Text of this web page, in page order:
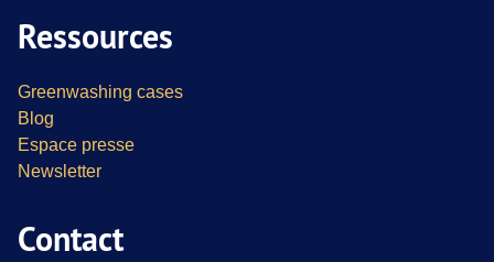
Ressources
Greenwashing cases
Blog
Espace presse
Newsletter
Contact